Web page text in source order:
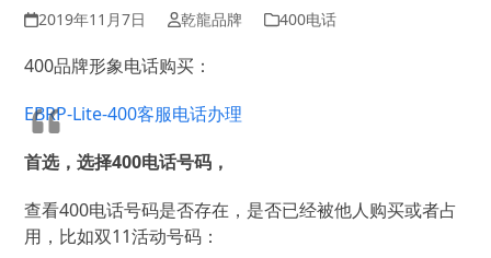
2019年11月7日 乾龍品牌 400电话
400品牌形象电话购买：
EBRP-Lite-400客服电话办理
首选，选择400电话号码，
查看400电话号码是否存在，是否已经被他人购买或者占
用，比如双11活动号码：